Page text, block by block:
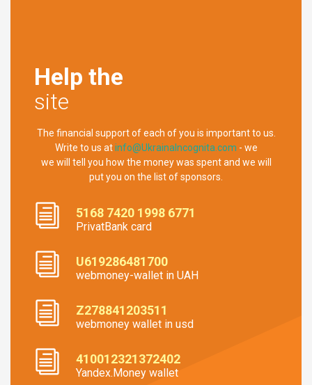
Help the
site
The financial support of each of you is important to us.
Write to us atinfo@UkrainaIncognita.com - we
we will tell you how the money was spent and we will
put you on the list of sponsors.
5168 7420 1998 6771
PrivatBank card
U619286481700
webmoney-wallet in UAH
Z278841203511
webmoney wallet in usd
410012321372402
Yandex.Money wallet